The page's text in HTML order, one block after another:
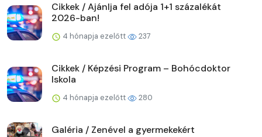
Cikkek / Ajánlja fel adója 1+1 százalékát
2026-ban!
4 hónapja ezelőtt 237
Cikkek / Képzési Program – Bohócdoktor
Iskola
4 hónapja ezelőtt 280
Galéria / Zenével a gyermekekért